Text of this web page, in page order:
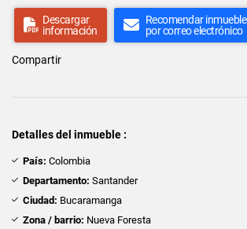
Descargar
información
Recomendar inmueble
por correo electrónico
Compartir
Detalles del inmueble :
País: Colombia
Departamento: Santander
Ciudad: Bucaramanga
Zona / barrio: Nueva Foresta